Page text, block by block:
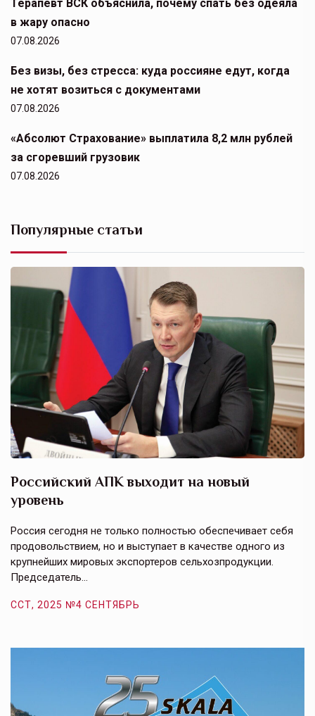
Терапевт ВСК объяснила, почему спать без одеяла
в жару опасно
07.08.2026
Без визы, без стресса: куда россияне едут, когда
не хотят возиться с документами
07.08.2026
«Абсолют Страхование» выплатила 8,2 млн рублей
за сгоревший грузовик
07.08.2026
Популярные статьи
Российский АПК выходит на новый
уровень
Россия сегодня не только полностью обеспечивает себя
продовольствием, но и выступает в качестве одного из
крупнейших мировых экспортеров сельхозпродукции.
Председатель…
ССТ, 2025 №4 СЕНТЯБРЬ